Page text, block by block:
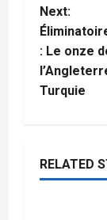
t
n
a
g
Next:
: Le onze
Turquie
RELATED